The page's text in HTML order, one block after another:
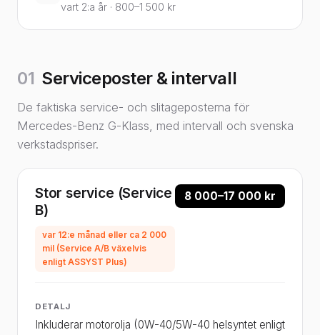
vart 2:a år · 800–1 500 kr
01 Serviceposter & intervall
De faktiska service- och slitageposterna för
Mercedes-Benz G-Klass, med intervall och svenska
verkstadspriser.
Stor service (Service
B)
var 12:e månad eller ca 2 000
mil (Service A/B växelvis
enligt ASSYST Plus)
8 000–17 000 kr
DETALJ
Inkluderar motorolja (0W-40/5W-40 helsyntet enligt